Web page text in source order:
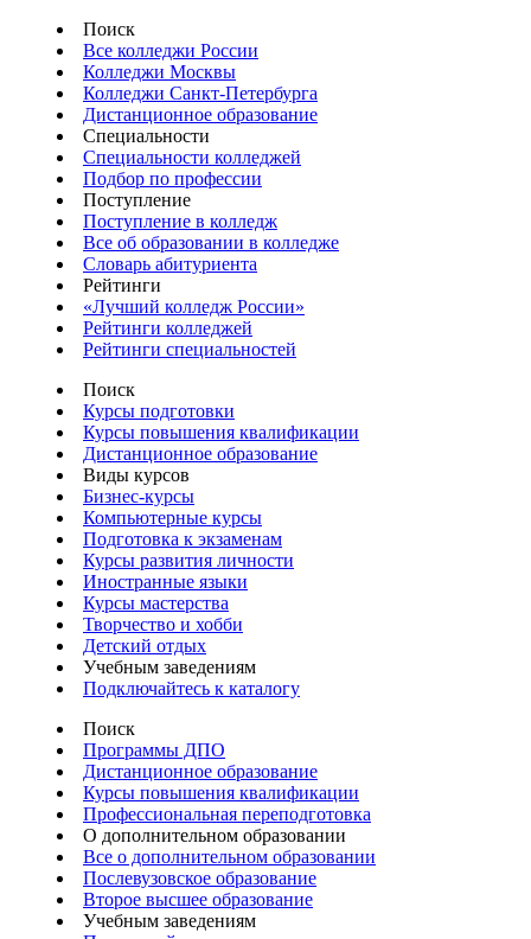
Поиск
Все колледжи России
Колледжи Москвы
Колледжи Санкт-Петербурга
Дистанционное образование
Специальности
Специальности колледжей
Подбор по профессии
Поступление
Поступление в колледж
Все об образовании в колледже
Словарь абитуриента
Рейтинги
«Лучший колледж России»
Рейтинги колледжей
Рейтинги специальностей
Поиск
Курсы подготовки
Курсы повышения квалификации
Дистанционное образование
Виды курсов
Бизнес-курсы
Компьютерные курсы
Подготовка к экзаменам
Курсы развития личности
Иностранные языки
Курсы мастерства
Творчество и хобби
Детский отдых
Учебным заведениям
Подключайтесь к каталогу
Поиск
Программы ДПО
Дистанционное образование
Курсы повышения квалификации
Профессиональная переподготовка
О дополнительном образовании
Все о дополнительном образовании
Послевузовское образование
Второе высшее образование
Учебным заведениям